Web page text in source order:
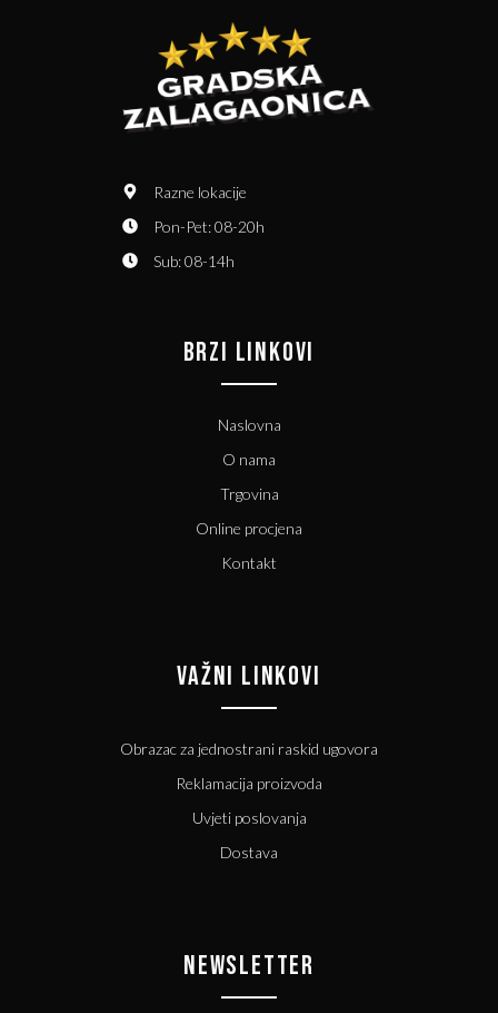
Razne lokacije
Pon-Pet: 08-20h
Sub: 08-14h
BRZI LINKOVI
Naslovna
O nama
Trgovina
Online procjena
Kontakt
VAŽNI LINKOVI
Obrazac za jednostrani raskid ugovora
Reklamacija proizvoda
Uvjeti poslovanja
Dostava
NEWSLETTER